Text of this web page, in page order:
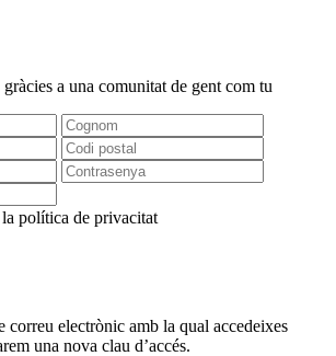
gràcies a una comunitat de gent com tu
política de privacitat
correu electrònic amb la qual accedeixes
una nova clau d’accés.